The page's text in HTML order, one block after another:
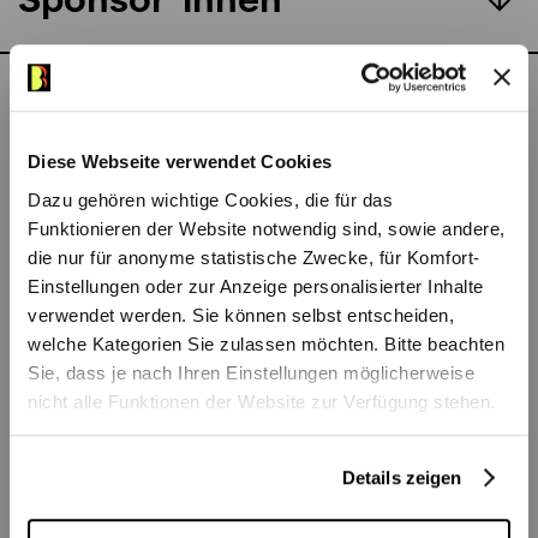
Diese Webseite verwendet Cookies
Dazu gehören wichtige Cookies, die für das
Funktionieren der Website notwendig sind, sowie andere,
die nur für anonyme statistische Zwecke, für Komfort-
Einstellungen oder zur Anzeige personalisierter Inhalte
verwendet werden. Sie können selbst entscheiden,
welche Kategorien Sie zulassen möchten. Bitte beachten
Sie, dass je nach Ihren Einstellungen möglicherweise
nicht alle Funktionen der Website zur Verfügung stehen.
Details zeigen
und Marie-Andrée Bouchard-Lesieur bringt
Mozarts Requiem unter der Leitung von
Alevtina Ioffe, Chefdirigentin der Oper Bern,
zur Aufführung. Vorab erklingt Mozarts
fünftes, letztes Violinkonzert – interpretiert
von der ukrainisch-deutschen Geigerin
Diana Tishchenko.
Im Rahmen des 9. Symphoniekonzerts
gastiert das Berner Symphonieorchester im
renommierten Théâtre des Champs-Élysées
in Paris – einem der traditionsreichsten
Bühnen Bern·Audioeinführung: Mozarts Requiem
gefallen